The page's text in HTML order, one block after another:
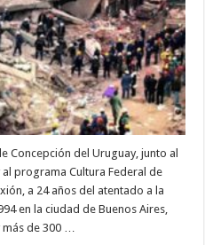
Concepción del Uruguay, junto al
programa Cultura Federal de
a 24 años del atentado a la
en la ciudad de Buenos Aires,
de 300 …